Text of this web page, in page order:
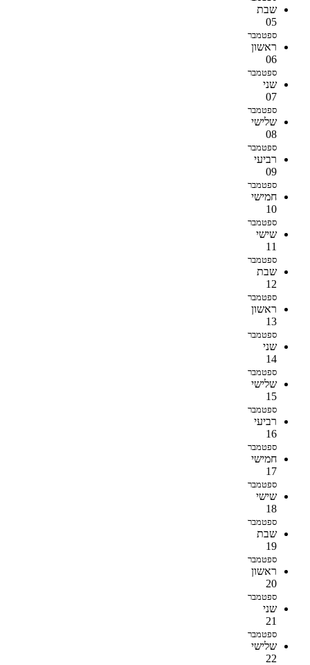
שבת
05
ספטמבר
ראשון
06
ספטמבר
שני
07
ספטמבר
שלישי
08
ספטמבר
רביעי
09
ספטמבר
חמישי
10
ספטמבר
שישי
11
ספטמבר
שבת
12
ספטמבר
ראשון
13
ספטמבר
שני
14
ספטמבר
שלישי
15
ספטמבר
רביעי
16
ספטמבר
חמישי
17
ספטמבר
שישי
18
ספטמבר
שבת
19
ספטמבר
ראשון
20
ספטמבר
שני
21
ספטמבר
שלישי
22